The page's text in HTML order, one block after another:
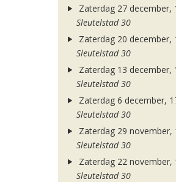
Zaterdag 27 december,
Sleutelstad 30
Zaterdag 20 december,
Sleutelstad 30
Zaterdag 13 december,
Sleutelstad 30
Zaterdag 6 december,
Sleutelstad 30
Zaterdag 29 november,
Sleutelstad 30
Zaterdag 22 november,
Sleutelstad 30